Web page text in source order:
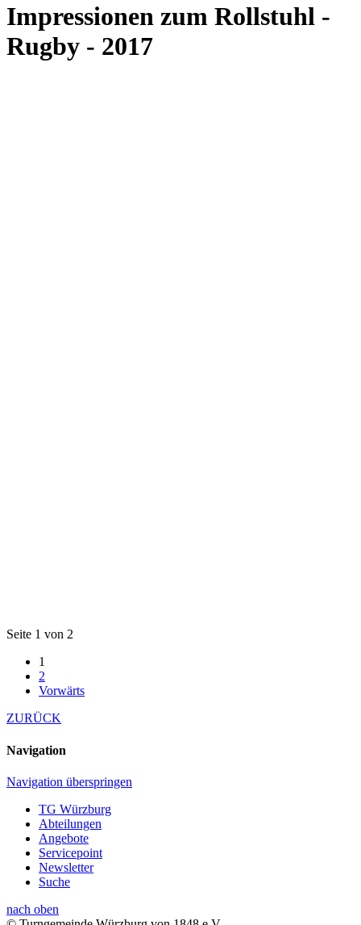
Impressionen zum Rollstuhl -
Rugby - 2017
Seite 1 von 2
1
2
Vorwärts
ZURÜCK
Navigation
Navigation überspringen
TG Würzburg
Abteilungen
Angebote
Servicepoint
Newsletter
Suche
nach oben